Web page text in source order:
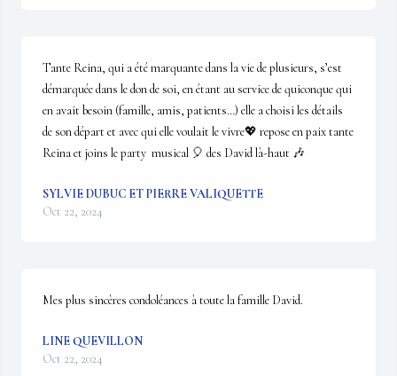
Tante Reina, qui a été marquante dans la vie de plusieurs, s’est
démarquée dans le don de soi, en étant au service de quiconque qui
en avait besoin (famille, amis, patients…) elle a choisi les détails
de son départ et avec qui elle voulait le vivre💖 repose en paix tante
Reina et joins le party  musical 🎈 des David là-haut 🎶
SYLVIE DUBUC ET PIERRE VALIQUETTE
Oct 22, 2024
Mes plus sincères condoléances à toute la famille David.
LINE QUEVILLON
Oct 22, 2024